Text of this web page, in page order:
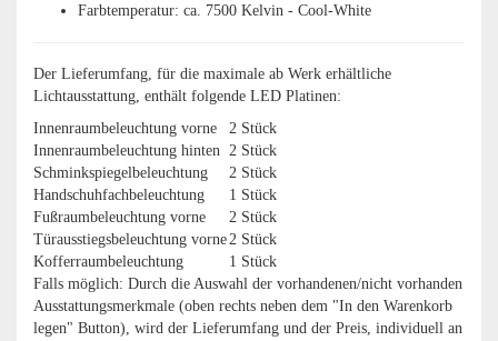
Farbtemperatur: ca. 7500 Kelvin - Cool-White
Der Lieferumfang, für die maximale ab Werk erhältliche
Lichtausstattung, enthält folgende LED Platinen:
Innenraumbeleuchtung vorne
2 Stück
Innenraumbeleuchtung hinten 2 Stück
Schminkspiegelbeleuchtung
2 Stück
Handschuhfachbeleuchtung
1 Stück
Fußraumbeleuchtung vorne
2 Stück
Türausstiegsbeleuchtung vorne 2 Stück
Kofferraumbeleuchtung
1 Stück
Falls möglich: Durch die Auswahl der vorhandenen/nicht vorhanden
Ausstattungsmerkmale (oben rechts neben dem "In den Warenkorb
legen" Button), wird der Lieferumfang und der Preis, individuell an